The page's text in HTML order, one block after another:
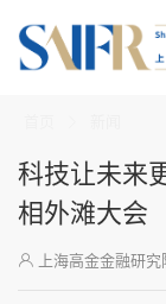
科技让未来
相外滩大会
上海高金金融研究